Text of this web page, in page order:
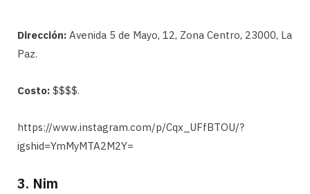
Dirección: Avenida 5 de Mayo, 12, Zona Centro, 23000, La
Paz.
Costo: $$$$.
https://www.instagram.com/p/Cqx_UFfBTOU/?
igshid=YmMyMTA2M2Y=
3. Nim